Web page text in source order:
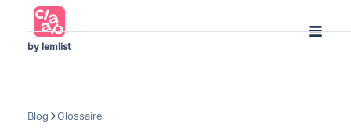
by lemlist
Blog Glossaire